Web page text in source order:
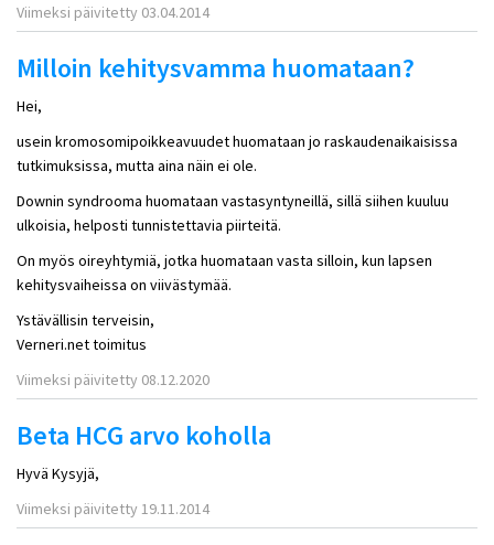
Viimeksi päivitetty 03.04.2014
Milloin kehitysvamma huomataan?
Hei,
usein kromosomipoikkeavuudet huomataan jo raskaudenaikaisissa
tutkimuksissa, mutta aina näin ei ole.
Downin syndrooma huomataan vastasyntyneillä, sillä siihen kuuluu
ulkoisia, helposti tunnistettavia piirteitä.
On myös oireyhtymiä, jotka huomataan vasta silloin, kun lapsen
kehitysvaiheissa on viivästymää.
Ystävällisin terveisin,
Verneri.net toimitus
Viimeksi päivitetty 08.12.2020
Beta HCG arvo koholla
Hyvä Kysyjä,
Viimeksi päivitetty 19.11.2014